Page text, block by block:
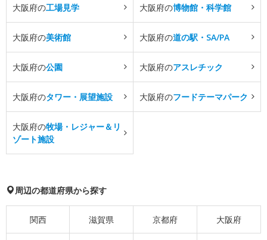
大阪府の工場見学 大阪府の博物館・科学館
大阪府の美術館 大阪府の道の駅・SA/PA
大阪府の公園 大阪府のアスレチック
大阪府のタワー・展望施設 大阪府のフードテーマパーク
大阪府の牧場・レジャー＆リ
ゾート施設
周辺の都道府県から探す
関西 滋賀県 京都府 大阪府